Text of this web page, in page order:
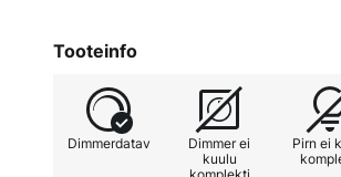
piklikule kujule
mida saab
Tooteinfo
Dimmerdatav
Dimmer ei
kuulu
Pirn ei